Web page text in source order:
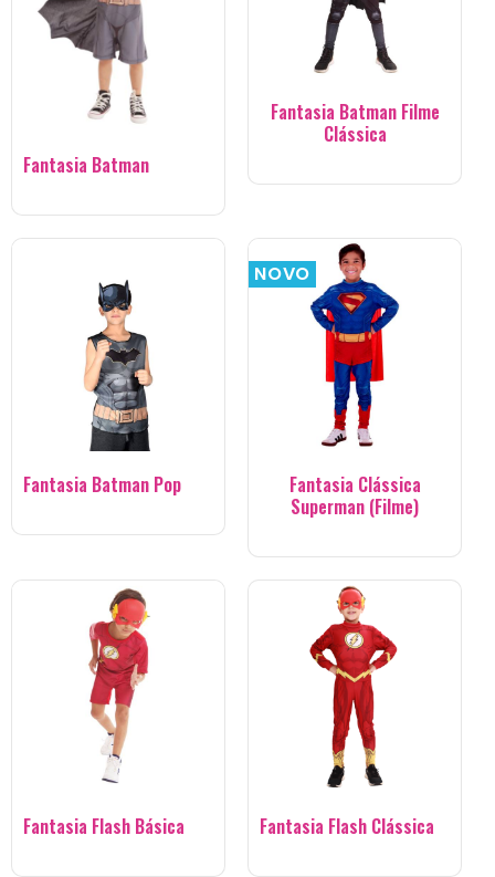
Fantasia Batman
Fantasia Batman Filme
Clássica
Fantasia Batman Pop
NOVO
Fantasia Clássica
Superman (Filme)
Fantasia Flash Básica Fantasia Flash Clássica